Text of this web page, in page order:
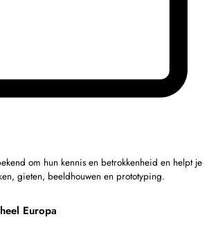
om hun kennis en betrokkenheid en helpt je
gieten, beeldhouwen en prototyping.
Europa